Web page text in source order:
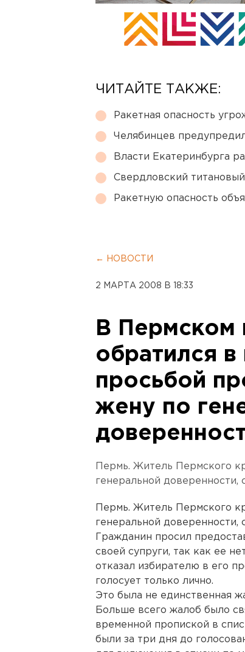
ЧИТАЙТЕ ТАКЖЕ:
Ракетная опасность
Челябинцев
Власти Екатеринбурга
Свердловский
Ракетную опасность
← НОВОСТИ
2 МАРТА 2008 В 18:33
В Пермском
обратился в
просьбой
жену по
Пермь. Житель Пермского
генеральной
Пермь. Житель Пермского
генеральной
Гражданин просил
своей супруги, так как ее
отказал избирателю в его
голосует только лично.
Это была не единственная
Больше всего жалоб было
временной пропиской в
были за три дня до